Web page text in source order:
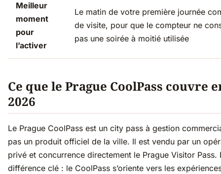
Meilleur
moment
pour
l’activer
Le matin de votre première journée
de visite, pour que le compteur ne
pas une soirée à moitié utilisée
Ce que le Prague CoolPass couvre
2026
Le Prague CoolPass est un city pass à gestion
pas un produit officiel de la ville. Il est vendu par un
privé et concurrence directement le Prague Visitor Pass.
différence clé : le CoolPass s’oriente vers les